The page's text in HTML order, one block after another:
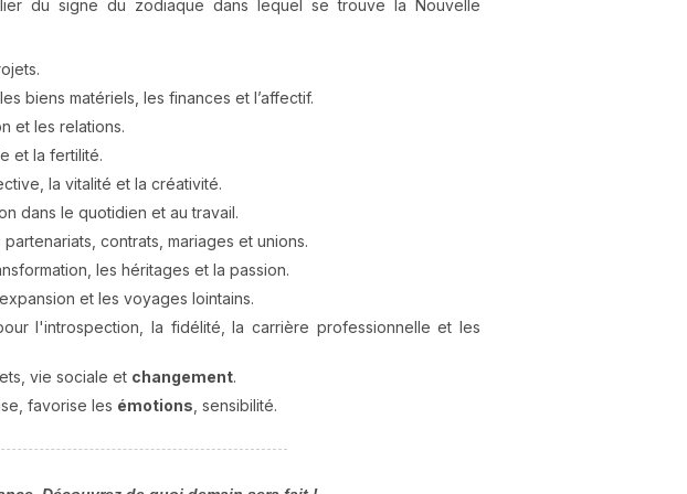
du signe du zodiaque dans lequel se trouve la Nouvelle
biens matériels, les finances et l’affectif.
et les relations.
et la fertilité.
la vitalité et la créativité.
dans le quotidien et au travail.
contrats, mariages et unions.
les héritages et la passion.
et les voyages lointains.
l'introspection, la fidélité, la carrière professionnelle et les
vie sociale et changement.
favorise les émotions , sensibilité.